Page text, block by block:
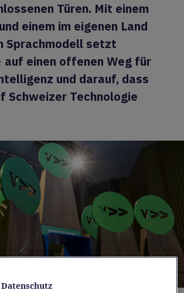
Türen. Mit einem
einem im eigenen Land
Sprachmodell setzt
auf einen offenen Weg für
und darauf, dass
Schweizer Technologie